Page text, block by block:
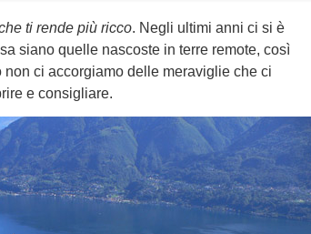
ti rende più ricco. Negli ultimi anni ci si è
siano quelle nascoste in terre remote, così
ci accorgiamo delle meraviglie che ci
e consigliare.